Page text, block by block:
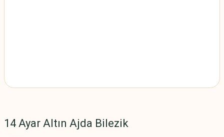
14 Ayar Altın Ajda Bilezik